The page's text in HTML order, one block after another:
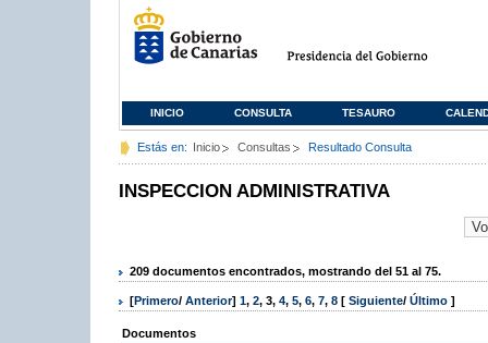
INICIO CONSULTA TESAURO
Estás en: Inicio Consultas Resultado Consulta
INSPECCION ADMINISTRATIVA
209 documentos encontrados, mostrando del 51 al 75.
[Primero/ Anterior] 1, 2, 3, 4, 5, 6, 7, 8 [ Siguiente/ Último ]
Documentos